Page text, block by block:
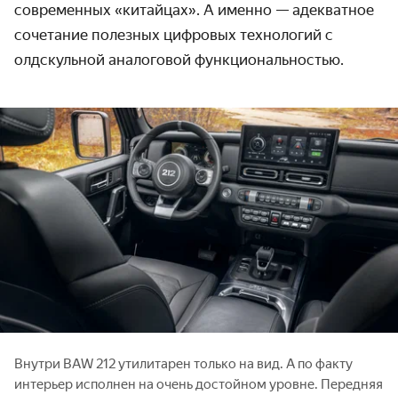
современных «китайцах». А именно — адекватное
сочетание полезных цифровых технологий с
олдскульной аналоговой функциональностью.
Внутри BAW 212 утилитарен только на вид. А по факту
интерьер исполнен на очень достойном уровне. Передняя